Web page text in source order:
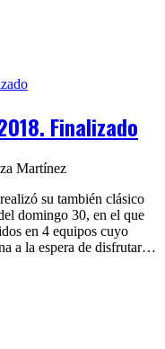
Finalizado
Martínez
su también clásico
domingo 30, en el que
en 4 equipos cuyo
a la espera de disfrutar…